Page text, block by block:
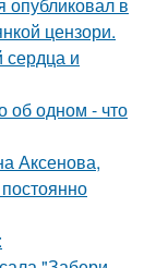
цензори.
и
об одном - что
Аксенова,